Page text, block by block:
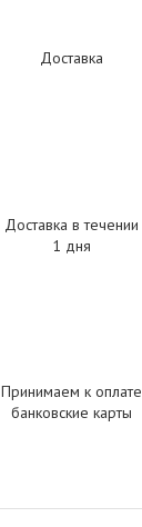
Доставка
Доставка в течении
1 дня
Принимаем к оплате
банковские карты